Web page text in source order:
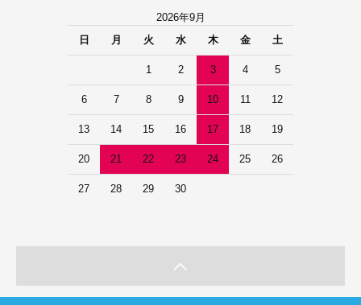
2026年9月
日
月 火 水 木 金 土
1 2 3 4 5
6 7 8 9 10 11 12
13 14 15 16 17 18 19
20 21 22 23 24 25 26
27 28 29 30